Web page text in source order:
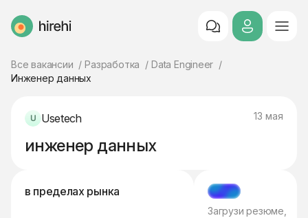
HireHi
Все вакансии Разработка
Data Engineer
Инженер данных
Usetech 13 мая
инженер данных
в пределах рынка
МЭТЧ
Загрузи резюме,